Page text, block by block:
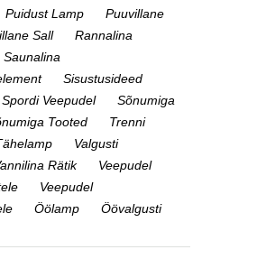
Puidust Lamp
Puuvillane
Sall
Rannalina
Saunalina
Sisustusideed
Spordi Veepudel
Sõnumiga
Tooted
Trenni
Valgusti
Rätik
Veepudel
Veepudel
Öölamp Öövalgusti